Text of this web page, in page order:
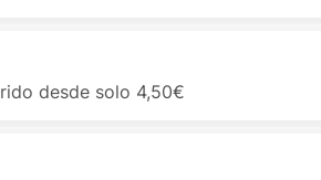
desde solo 4,50€